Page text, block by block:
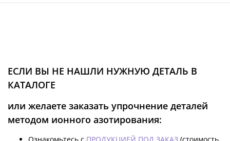
ЕСЛИ ВЫ НЕ НАШЛИ НУЖНУЮ ДЕТАЛЬ В
КАТАЛОГЕ
или желаете заказать упрочнение деталей
методом ионного азотирования: